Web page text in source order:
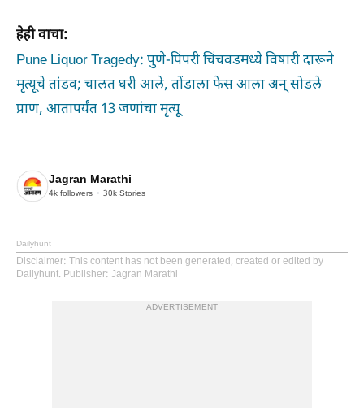
हेही वाचा:
Pune Liquor Tragedy: पुणे-पिंपरी चिंचवडमध्ये विषारी दारूने
मृत्यूचे तांडव; चालत घरी आले, तोंडाला फेस आला अन् सोडले
प्राण, आतापर्यंत 13 जणांचा मृत्यू
Jagran Marathi
4k followers 30k Stories
Dailyhunt
Disclaimer: This content has not been generated, created or edited by
Dailyhunt. Publisher: Jagran Marathi
ADVERTISEMENT